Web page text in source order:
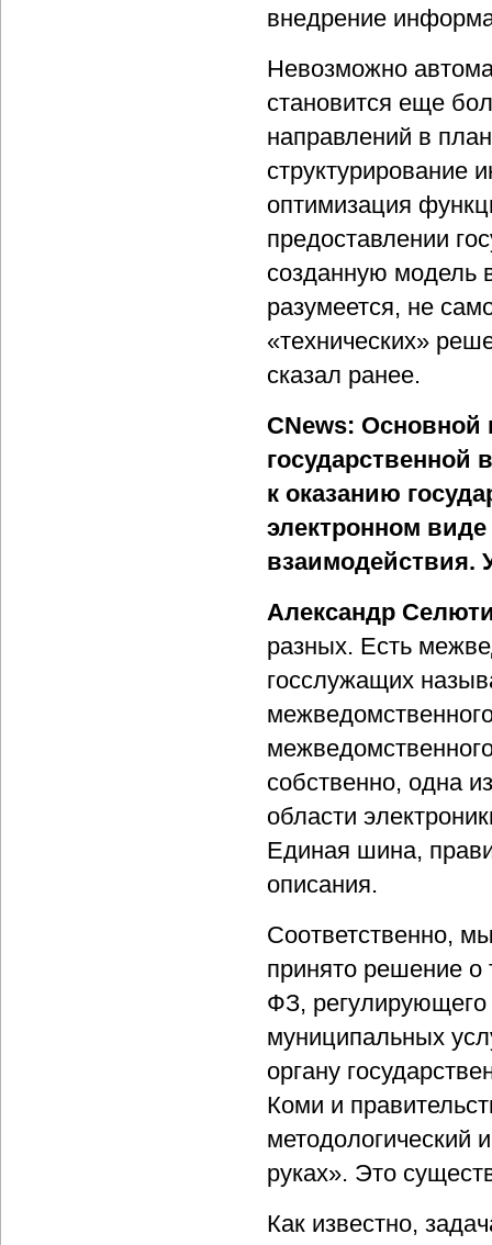
внедрение
Невозможно
становится еще
направлений в
структурирование
оптимизация
предоставлении
созданную модель
разумеется, не
«технических»
сказал ранее.
CNews: Основной
государственной
к оказанию
электронном
взаимодействия.
Александр
разных. Есть
госслужащих
собственно, одна
области
Единая шина,
описания.
Соответственно,
принято решение о
ФЗ, регулирующего
муниципальных
органу
Коми и
методологический
руках». Это
Как известно,